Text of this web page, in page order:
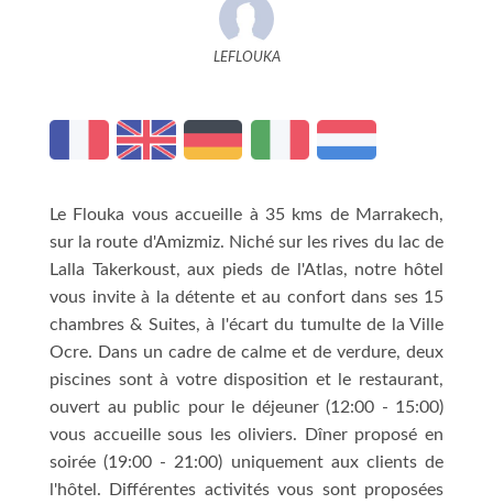
LEFLOUKA
Le Flouka vous accueille à 35 kms de Marrakech,
sur la route d'Amizmiz. Niché sur les rives du lac de
Lalla Takerkoust, aux pieds de l'Atlas, notre hôtel
vous invite à la détente et au confort dans ses 15
chambres & Suites, à l'écart du tumulte de la Ville
Ocre. Dans un cadre de calme et de verdure, deux
piscines sont à votre disposition et le restaurant,
ouvert au public pour le déjeuner (12:00 - 15:00)
vous accueille sous les oliviers. Dîner proposé en
soirée (19:00 - 21:00) uniquement aux clients de
l'hôtel. Différentes activités vous sont proposées